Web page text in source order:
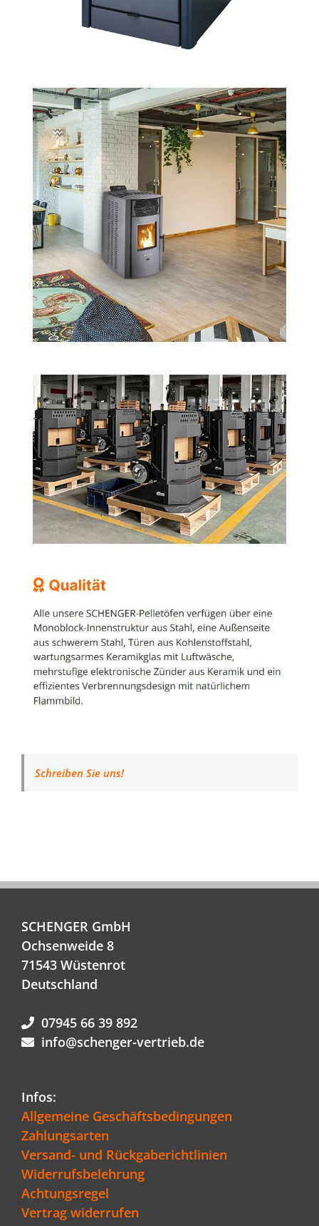
Schreiben Sie uns!
SCHENGER GmbH
Ochsenweide 8
71543 Wüstenrot
Deutschland
07945 66 39 892
info@schenger-vertrieb.de
Infos:
Allgemeine Geschäftsbedingungen
Zahlungsarten
Versand- und Rückgaberichtlinien
Widerrufsbelehrung
Achtungsregel
Vertrag widerrufen